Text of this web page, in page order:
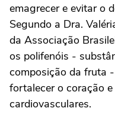
emagrecer e evitar o
Segundo a Dra.
da Associação
os polifenóis -
composição da fruta
fortalecer o coração
cardiovasculares.